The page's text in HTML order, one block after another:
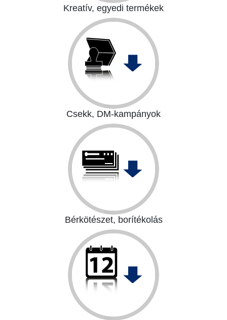
Kreatív, egyedi termékek
Egyedi naptárak
Ültető- és névjegykártyák
Meghívók
Csekk, DM-kampányok
Vágott csekk
Leporelló csekk
Online csekkrendelés
Bérkötészet, borítékolás
Laminálás
Spirálozás
Hőkötés